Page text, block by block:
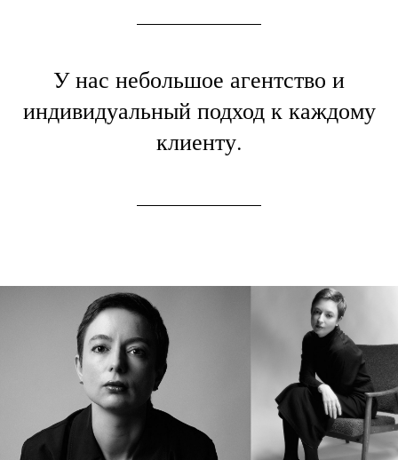
У нас небольшое агентство и
индивидуальный подход к каждому
клиенту.